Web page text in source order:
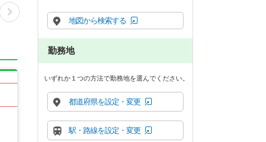
地図から検索する
勤務地
いずれか１つの方法で勤務地を選んでください。
都道府県を設定・変更
駅・路線を設定・変更